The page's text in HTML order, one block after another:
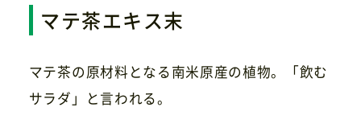
マテ茶エキス末
マテ茶の原材料となる南米原産の植物。「飲む
サラダ」と言われる。